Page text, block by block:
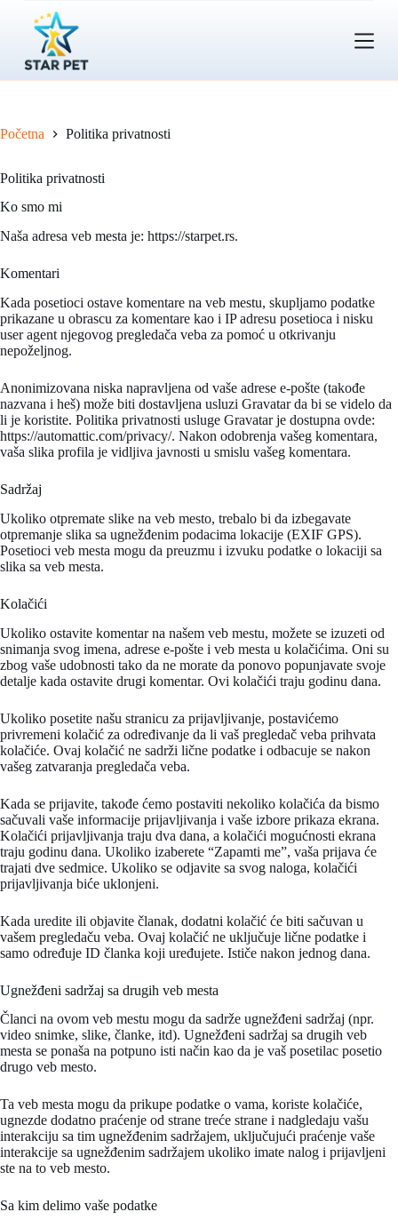
p
t
o
e
Početna Politika privatnosti
Politika privatnosti
Ko smo mi
Naša adresa veb mesta je: https://starpet.rs.
Komentari
Kada posetioci ostave komentare na veb mestu, skupljamo podatke
prikazane u obrascu za komentare kao i IP adresu posetioca i nisku
user agent njegovog pregledača veba za pomoć u otkrivanju
nepoželjnog.
Anonimizovana niska napravljena od vaše adrese e-pošte (takođe
nazvana i heš) može biti dostavljena usluzi Gravatar da bi se videlo da
li je koristite. Politika privatnosti usluge Gravatar je dostupna ovde:
https://automattic.com/privacy/. Nakon odobrenja vašeg komentara,
vaša slika profila je vidljiva javnosti u smislu vašeg komentara.
Sadržaj
Ukoliko otpremate slike na veb mesto, trebalo bi da izbegavate
otpremanje slika sa ugnežđenim podacima lokacije (EXIF GPS).
Posetioci veb mesta mogu da preuzmu i izvuku podatke o lokaciji sa
slika sa veb mesta.
Kolačići
Ukoliko ostavite komentar na našem veb mestu, možete se izuzeti od
snimanja svog imena, adrese e-pošte i veb mesta u kolačićima. Oni su
zbog vaše udobnosti tako da ne morate da ponovo popunjavate svoje
detalje kada ostavite drugi komentar. Ovi kolačići traju godinu dana.
Ukoliko posetite našu stranicu za prijavljivanje, postavićemo
privremeni kolačić za određivanje da li vaš pregledač veba prihvata
kolačiće. Ovaj kolačić ne sadrži lične podatke i odbacuje se nakon
vašeg zatvaranja pregledača veba.
Kada se prijavite, takođe ćemo postaviti nekoliko kolačića da bismo
sačuvali vaše informacije prijavljivanja i vaše izbore prikaza ekrana.
Kolačići prijavljivanja traju dva dana, a kolačići mogućnosti ekrana
traju godinu dana. Ukoliko izaberete “Zapamti me”, vaša prijava će
trajati dve sedmice. Ukoliko se odjavite sa svog naloga, kolačići
prijavljivanja biće uklonjeni.
Kada uredite ili objavite članak, dodatni kolačić će biti sačuvan u
vašem pregledaču veba. Ovaj kolačić ne uključuje lične podatke i
samo određuje ID članka koji uređujete. Ističe nakon jednog dana.
Ugnežđeni sadržaj sa drugih veb mesta
Članci na ovom veb mestu mogu da sadrže ugnežđeni sadržaj (npr.
video snimke, slike, članke, itd). Ugnežđeni sadržaj sa drugih veb
mesta se ponaša na potpuno isti način kao da je vaš posetilac posetio
drugo veb mesto.
Ta veb mesta mogu da prikupe podatke o vama, koriste kolačiće,
ugnezde dodatno praćenje od strane treće strane i nadgledaju vašu
interakciju sa tim ugnežđenim sadržajem, uključujući praćenje vaše
interakcije sa ugnežđenim sadržajem ukoliko imate nalog i prijavljeni
ste na to veb mesto.
Sa kim delimo vaše podatke